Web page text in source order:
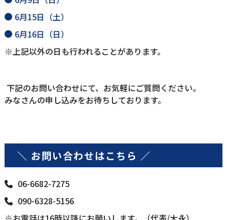
6月15日（土）
6月16日（日）
※上記以外の日も行われることがあります。
下記のお問い合わせにて、お気軽にご質問ください。
みなさんの申し込みをお待ちしております。
＼ お問い合わせはこちら ／
06-6682-7275
090-6328-5156